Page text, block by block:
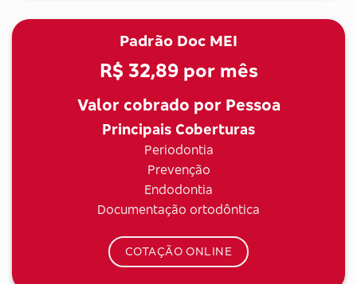
Padrão Doc MEI
R$ 32,89por mês
Valor cobrado por Pessoa
Principais Coberturas
Periodontia
Prevenção
Endodontia
Documentação ortodôntica
COTAÇÃO ONLINE